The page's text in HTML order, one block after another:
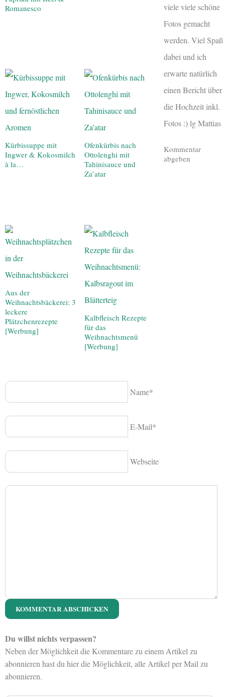
Romanesco
Kürbissuppe mit
Ingwer & Kokosmilch
à la…
Ofenkürbis nach
Ottolenghi mit
Tahinisauce und
Za’atar
Aus der
Weihnachtsbäckerei: 3
leckere
Plätzchenrezepte
[Werbung]
Kalbfleisch Rezepte
für das
Weihnachtsmenü
[Werbung]
viele viele schöne
Fotos gemacht
werden. Viel Spaß
dabei und ich
erwarte natürlich
einen Bericht über
die Hochzeit inkl.
Fotos :) lg Mattias
Kommentar
abgeben
Name*
E-Mail*
Webseite
Du willst nichts verpassen?
Neben der Möglichkeit die Kommentare zu einem Artikel zu
abonnieren hast du hier die Möglichkeit, alle Artikel per Mail zu
abonnieren.